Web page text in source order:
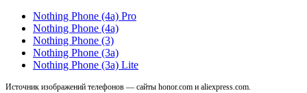
Nothing Phone (4a) Pro
Nothing Phone (4a)
Nothing Phone (3)
Nothing Phone (3a)
Nothing Phone (3a) Lite
Источник изображений телефонов — сайты honor.com и aliexpress.com.